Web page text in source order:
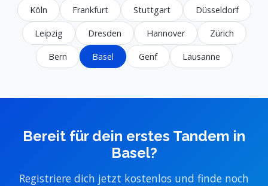
Köln Frankfurt Stuttgart Düsseldorf
Leipzig Dresden Hannover Zürich
Bern Basel Genf Lausanne
Bereit für dein erstes Tandem in
Basel?
Registriere dich jetzt kostenlos und finde noch